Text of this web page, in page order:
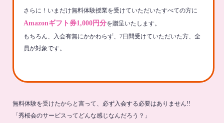
さらに！いまだけ無料体験授業を受けていただいたすべての方に
Amazonギフト券1,000円分を贈呈いたします。
もちろん、入会有無にかかわらず、7日間受けていただいた方、全
員が対象です。
無料体験を受けたからと言って、必ず入会する必要はありません!!
「秀桜会のサービスってどんな感じなんだろう？」